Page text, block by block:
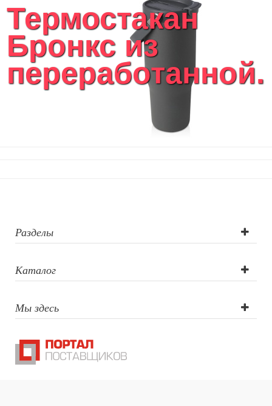
Термостакан
Бронкс из
Разделы
Каталог
Мы здесь